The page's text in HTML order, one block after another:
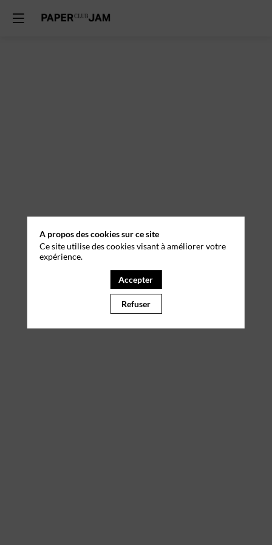
Il manque du contenu : rafraichissez votre navigateur
A propos des cookies sur ce site
Ce site utilise des cookies visant à améliorer votre
expérience.
Accepter
Refuser